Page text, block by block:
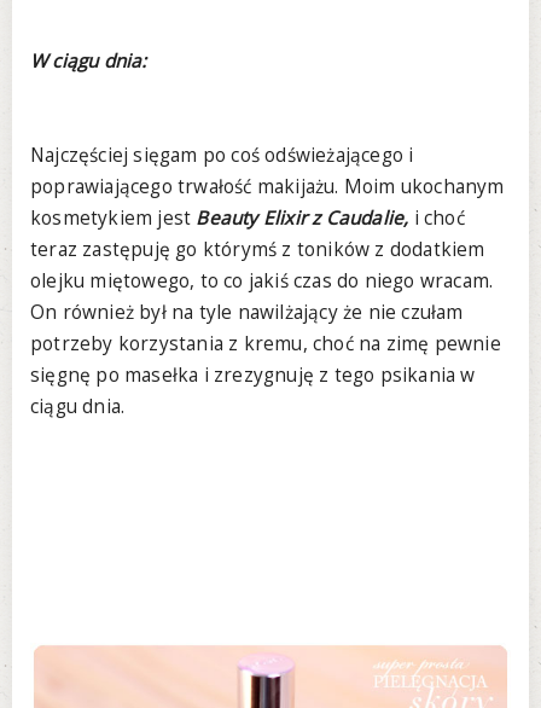
W ciągu dnia:
Najczęściej sięgam po coś odświeżającego i
poprawiającego trwałość makijażu. Moim ukochanym
kosmetykiem jest Beauty Elixir z Caudalie, i choć
teraz zastępuję go którymś z toników z dodatkiem
olejku miętowego, to co jakiś czas do niego wracam.
On również był na tyle nawilżający że nie czułam
potrzeby korzystania z kremu, choć na zimę pewnie
sięgnę po masełka i zrezygnuję z tego psikania w
ciągu dnia.